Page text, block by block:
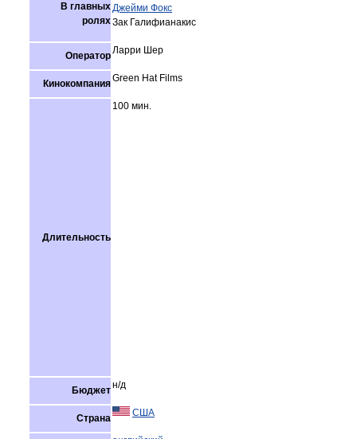
В главных
ролях
Джейми Фокс
Зак Галифианакис
ОператорЛарри Шер
КинокомпанияGreen Hat Films
Длительность
100 мин.
Бюджетн/д
Страна США